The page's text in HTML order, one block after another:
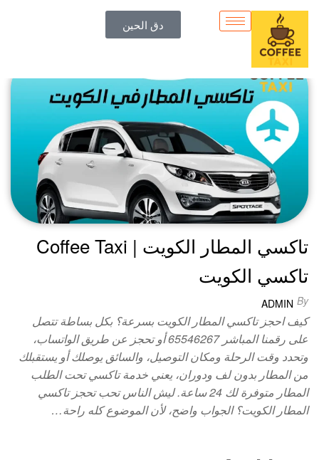
دق الحين التصنيف: مواصلات الكويتط
تاكسي المطار الكويت | Coffee Taxi
تاكسي الكويت
By
ADMIN
كيف احجز تاكسي المطار الكويت بسرعة؟ بكل بساطة تتصل
على رقمنا المباشر 65546267 أو تحجز عن طريق الواتساب،
وتحدد وقت الرحلة ومكان التوصيل، والسائق يوصلك أو يستقبلك
من المطار بدون لف ودوران، يعني خدمة تاكسي تحت الطلب
المطار متوفرة لك 24 ساعة. ليش الناس تحب تحجز تاكسي
المطار الكويت؟ الجواب واضح، لأن الموضوع كله راحة…